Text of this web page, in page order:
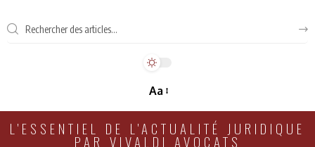
Aa
L'ESSENTIEL DE L'ACTUALITÉ JURIDIQUE
PAR VIVALDI AVOCATS